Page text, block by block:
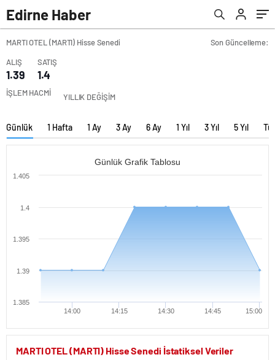
Edirne Haber
MARTI OTEL (MARTI) Hisse Senedi
Son Güncelleme:
ALIŞ
1.39
SATIŞ
1.4
İŞLEM HACMİ YILLIK DEĞİŞİM
Günlük 1 Hafta 1 Ay 3 Ay 6 Ay 1 Yıl 3 Yıl 5 Yıl
Günlük Grafik Tablosu
14:00 14:15 14:30 14:45 15:00
1.385
1.39
1.395
1.4
1.405
MARTI OTEL (MARTI) Hisse Senedi İstatiksel Veriler